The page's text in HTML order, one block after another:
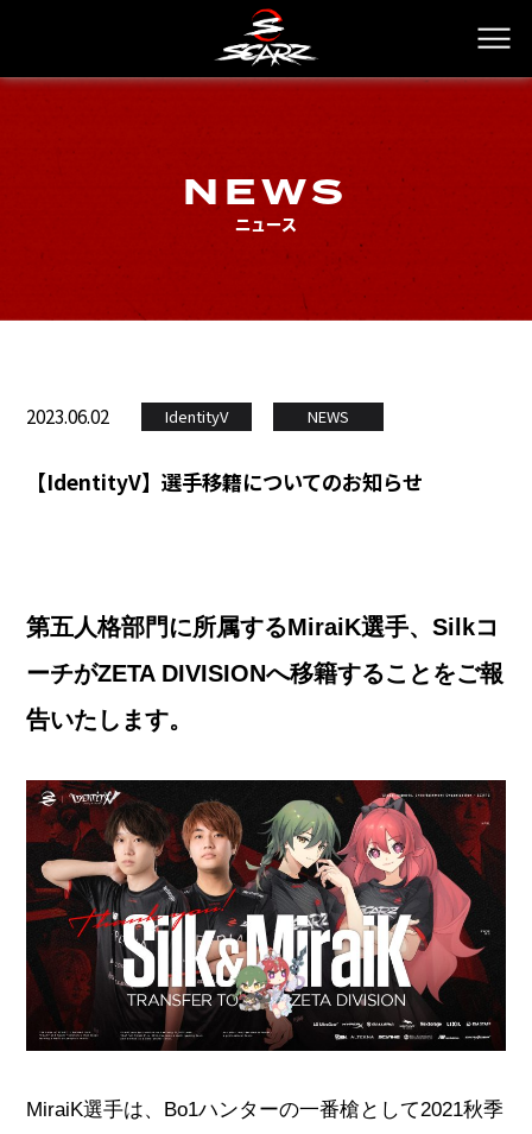
NEWS
ニュース
2023.06.02 IdentityV NEWS
【IdentityV】選手移籍についてのお知らせ
第五人格部門に所属するMiraiK選手、Silkコ
ーチがZETA DIVISIONへ移籍することをご報
告いたします。
MiraiK選手は、Bo1ハンターの一番槍として2021秋季